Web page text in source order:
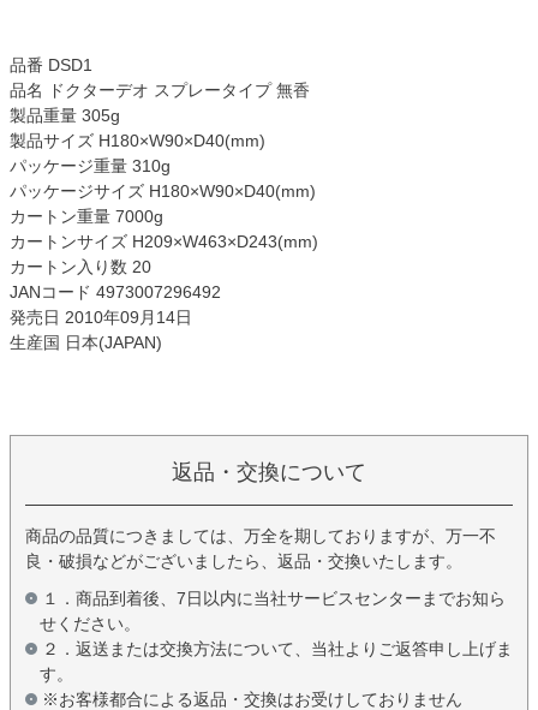
品番 DSD1
品名 ドクターデオ スプレータイプ 無香
製品重量 305g
製品サイズ H180×W90×D40(mm)
パッケージ重量 310g
パッケージサイズ H180×W90×D40(mm)
カートン重量 7000g
カートンサイズ H209×W463×D243(mm)
カートン入り数 20
JANコード 4973007296492
発売日 2010年09月14日
生産国 日本(JAPAN)
返品・交換について
商品の品質につきましては、万全を期しておりますが、万一不
良・破損などがございましたら、返品・交換いたします。
１．商品到着後、7日以内に当社サービスセンターまでお知ら
せください。
２．返送または交換方法について、当社よりご返答申し上げま
す。
※お客様都合による返品・交換はお受けしておりません